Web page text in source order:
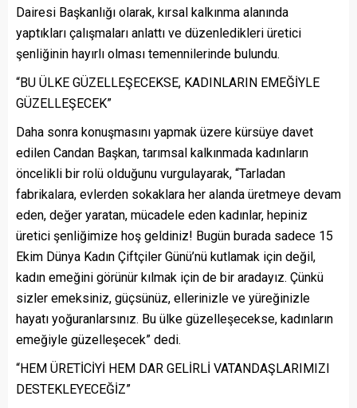
Dairesi Başkanlığı olarak, kırsal kalkınma alanında
yaptıkları çalışmaları anlattı ve düzenledikleri üretici
şenliğinin hayırlı olması temennilerinde bulundu.
“BU ÜLKE GÜZELLEŞECEKSE, KADINLARIN EMEĞİYLE
GÜZELLEŞECEK”
Daha sonra konuşmasını yapmak üzere kürsüye davet
edilen Candan Başkan, tarımsal kalkınmada kadınların
öncelikli bir rolü olduğunu vurgulayarak, “Tarladan
fabrikalara, evlerden sokaklara her alanda üretmeye devam
eden, değer yaratan, mücadele eden kadınlar, hepiniz
üretici şenliğimize hoş geldiniz! Bugün burada sadece 15
Ekim Dünya Kadın Çiftçiler Günü’nü kutlamak için değil,
kadın emeğini görünür kılmak için de bir aradayız. Çünkü
sizler emeksiniz, güçsünüz, ellerinizle ve yüreğinizle
hayatı yoğuranlarsınız. Bu ülke güzelleşecekse, kadınların
emeğiyle güzelleşecek” dedi.
“HEM ÜRETİCİYİ HEM DAR GELİRLİ VATANDAŞLARIMIZI
DESTEKLEYECEĞİZ”